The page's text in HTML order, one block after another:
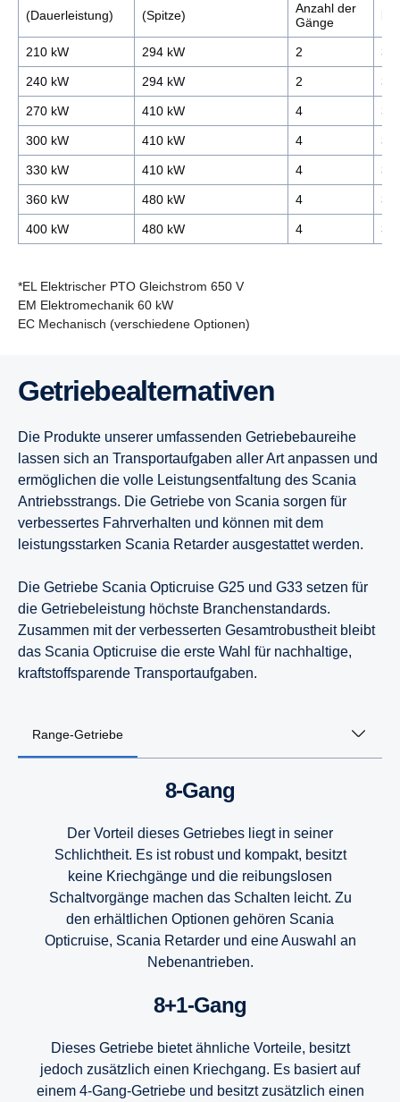
(Dauerleistung) (Spitze)
Anzahl der
Gänge
210 kW 294 kW 2
240 kW 294 kW 2
270 kW 410 kW 4
300 kW 410 kW 4
330 kW 410 kW 4
360 kW 480 kW 4
400 kW 480 kW 4
*EL Elektrischer PTO Gleichstrom 650 V
EM Elektromechanik 60 kW
EC Mechanisch (verschiedene Optionen)
13 Liter
9 Liter
7 Liter
9 Liter
7 Liter
9 Liter
Getriebeal­ter­na­tiven
Die Produkte unserer umfassenden Getriebebaureihe
lassen sich an Transportaufgaben aller Art anpassen und
ermöglichen die volle Leistungsentfaltung des Scania
Antriebsstrangs. Die Getriebe von Scania sorgen für
verbessertes Fahrverhalten und können mit dem
leistungsstarken Scania Retarder ausgestattet werden.
Die Getriebe Scania Opticruise G25 und G33 setzen für
die Getriebeleistung höchste Branchenstandards.
Zusammen mit der verbesserten Gesamtrobustheit bleibt
das Scania Opticruise die erste Wahl für nachhaltige,
kraftstoffsparende Transportaufgaben.
Range-Getriebe
8-Gang
Der Vorteil dieses Getriebes liegt in seiner
Schlichtheit. Es ist robust und kompakt, besitzt
keine Kriechgänge und die reibungslosen
Schaltvorgänge machen das Schalten leicht. Zu
den erhältlichen Optionen gehören Scania
Opticruise, Scania Retarder und eine Auswahl an
Nebenantrieben.
8+1-Gang
Dieses Getriebe bietet ähnliche Vorteile, besitzt
jedoch zusätzlich einen Kriechgang. Es basiert auf
einem 4-Gang-Getriebe und besitzt zusätzlich einen